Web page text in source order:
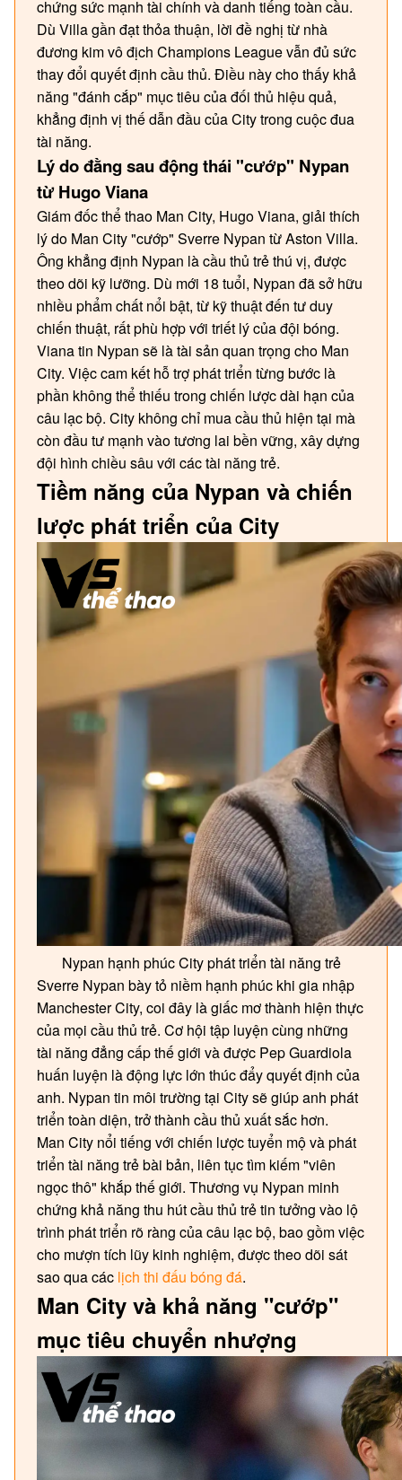
chứng sức mạnh tài chính và danh tiếng toàn cầu.
Dù Villa gần đạt thỏa thuận, lời đề nghị từ nhà
đương kim vô địch Champions League vẫn đủ sức
thay đổi quyết định cầu thủ. Điều này cho thấy khả
năng "đánh cắp" mục tiêu của đối thủ hiệu quả,
khẳng định vị thế dẫn đầu của City trong cuộc đua
tài năng.
Lý do đằng sau động thái "cướp" Nypan
từ Hugo Viana
Giám đốc thể thao Man City, Hugo Viana, giải thích
lý do Man City "cướp" Sverre Nypan từ Aston Villa.
Ông khẳng định Nypan là cầu thủ trẻ thú vị, được
theo dõi kỹ lưỡng. Dù mới 18 tuổi, Nypan đã sở hữu
nhiều phẩm chất nổi bật, từ kỹ thuật đến tư duy
chiến thuật, rất phù hợp với triết lý của đội bóng.
Viana tin Nypan sẽ là tài sản quan trọng cho Man
City. Việc cam kết hỗ trợ phát triển từng bước là
phần không thể thiếu trong chiến lược dài hạn của
câu lạc bộ. City không chỉ mua cầu thủ hiện tại mà
còn đầu tư mạnh vào tương lai bền vững, xây dựng
đội hình chiều sâu với các tài năng trẻ.
Tiềm năng của Nypan và chiến
lược phát triển của City
Nypan hạnh phúc City phát triển tài năng trẻ
Sverre Nypan bày tỏ niềm hạnh phúc khi gia nhập
Manchester City, coi đây là giấc mơ thành hiện thực
của mọi cầu thủ trẻ. Cơ hội tập luyện cùng những
tài năng đẳng cấp thế giới và được Pep Guardiola
huấn luyện là động lực lớn thúc đẩy quyết định của
anh. Nypan tin môi trường tại City sẽ giúp anh phát
triển toàn diện, trở thành cầu thủ xuất sắc hơn.
Man City nổi tiếng với chiến lược tuyển mộ và phát
triển tài năng trẻ bài bản, liên tục tìm kiếm "viên
ngọc thô" khắp thế giới. Thương vụ Nypan minh
chứng khả năng thu hút cầu thủ trẻ tin tưởng vào lộ
trình phát triển rõ ràng của câu lạc bộ, bao gồm việc
cho mượn tích lũy kinh nghiệm, được theo dõi sát
sao qua các lịch thi đấu bóng đá.
Man City và khả năng "cướp"
mục tiêu chuyển nhượng